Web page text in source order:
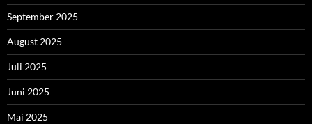
September 2025
August 2025
Juli 2025
Juni 2025
Mai 2025